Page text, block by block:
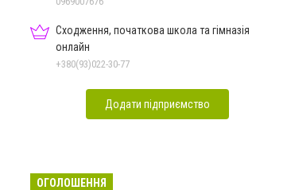
Сходження, початкова школа та гімназія
онлайн
+380(93)022-30-77
Додати підприємство
ОГОЛОШЕННЯ